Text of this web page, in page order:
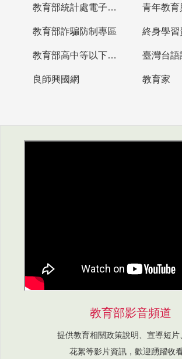
教育部統計處電子書櫃
教育部詐騙防制專區 終身學習
教育部高中等以下學校及幼兒園教師資格檢定考試
良師興國網
教育家
教育部影音頻道
提供教育相關政策說明、宣導短片
花絮等影片資訊，歡迎踴躍收看